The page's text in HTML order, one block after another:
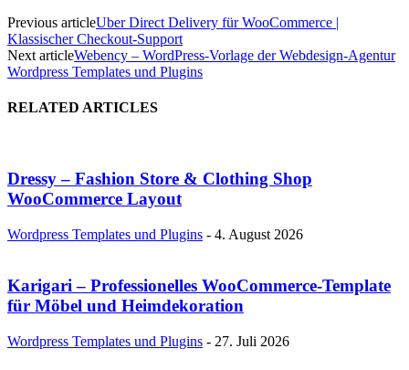
Previous articleUber Direct Delivery für WooCommerce |
Klassischer Checkout-Support
Next articleWebency – WordPress-Vorlage der Webdesign-Agentur
Wordpress Templates und Plugins
RELATED ARTICLES
Dressy – Fashion Store & Clothing Shop
WooCommerce Layout
Wordpress Templates und Plugins - 4. August 2026
Karigari – Professionelles WooCommerce-Template
für Möbel und Heimdekoration
Wordpress Templates und Plugins - 27. Juli 2026